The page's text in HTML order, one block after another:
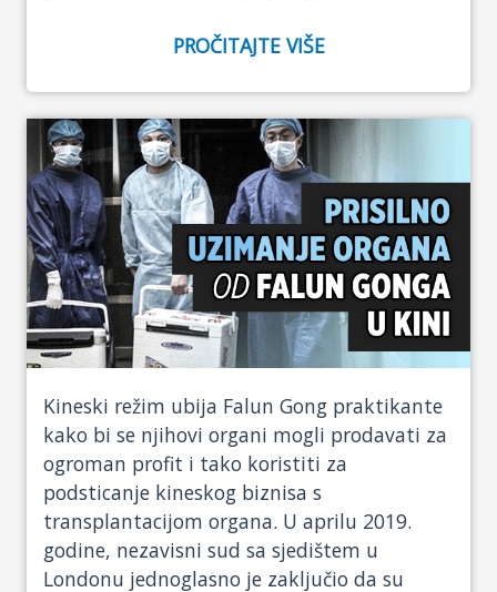
PROČITAJTE VIŠE
Kineski režim ubija Falun Gong praktikante
kako bi se njihovi organi mogli prodavati za
ogroman profit i tako koristiti za
podsticanje kineskog biznisa s
transplantacijom organa. U aprilu 2019.
godine, nezavisni sud sa sjedištem u
Londonu jednoglasno je zaključio da su